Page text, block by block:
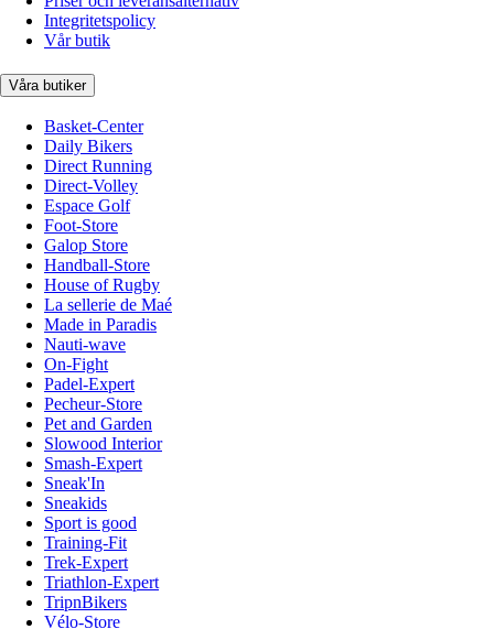
Integritetspolicy
Vår butik
Våra butiker
Basket-Center
Daily Bikers
Direct Running
Direct-Volley
Espace Golf
Foot-Store
Galop Store
Handball-Store
House of Rugby
La sellerie de Maé
Made in Paradis
Nauti-wave
On-Fight
Padel-Expert
Pecheur-Store
Pet and Garden
Slowood Interior
Smash-Expert
Sneak'In
Sneakids
Sport is good
Training-Fit
Trek-Expert
Triathlon-Expert
TripnBikers
Vélo-Store